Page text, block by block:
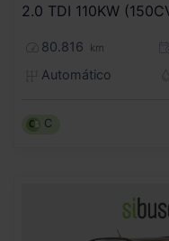
80.816 km
Automático
C